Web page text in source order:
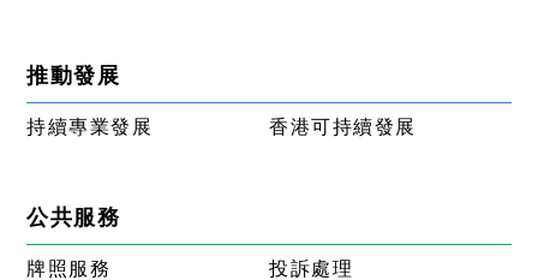
推動發展
持續專業發展 香港可持續發展
公共服務
牌照服務 投訴處理